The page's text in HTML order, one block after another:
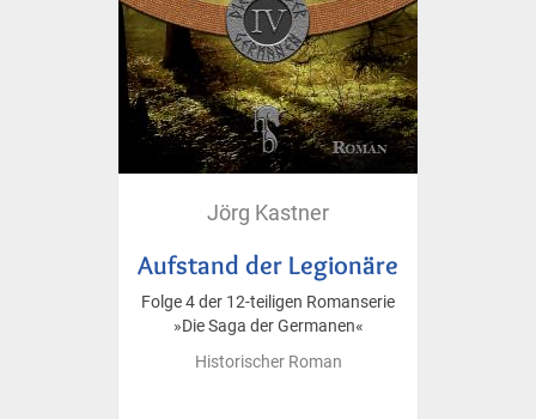
Jörg Kastner
Aufstand der Legionäre
Folge 4 der 12-teiligen Romanserie
»Die Saga der Germanen«
Historischer Roman